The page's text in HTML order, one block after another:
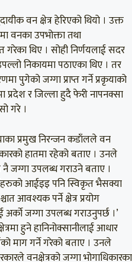
वन क्षेत्र हेरिएको थियो । उक्त
वनका उपभोक्ता तथा
थिए । सोही निर्णयलाई सदर
निकायमा पठाएका थिए । तर
पुगेको जग्गा प्राप्त गर्ने प्रकृयाको
प्रदेश र जिल्ला हुदै फेरी नापनक्सा
गरे ।
प्रमुख निरन्जन कडाँलले वन
हातमा रहेको बताए । उनले
जग्गा उपलब्ध गराउने बताए ।
आईइइ पनि स्विकृत भैसक्या
आवश्यक पर्ने क्षेत्र प्रयोग
अर्काे जग्गा उपलब्ध गराउनुपर्छ ।’
हुने हानिनोक्सानीलाई आधार
माग गर्ने गरेको बताए । उनले
वनक्षेत्रको जग्गा भोगाधिकारका